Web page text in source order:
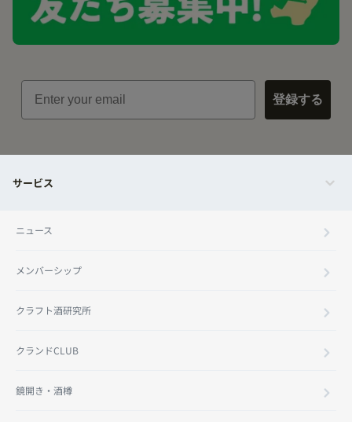
Email
登録する
サービス
ニュース
メンバーシップ
クラフト酒研究所
クランドCLUB
鏡開き・酒樽